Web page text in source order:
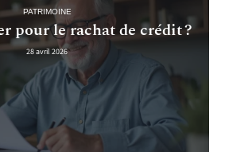
PATRIMOINE
pour le rachat de crédit ?
28 avril 2026